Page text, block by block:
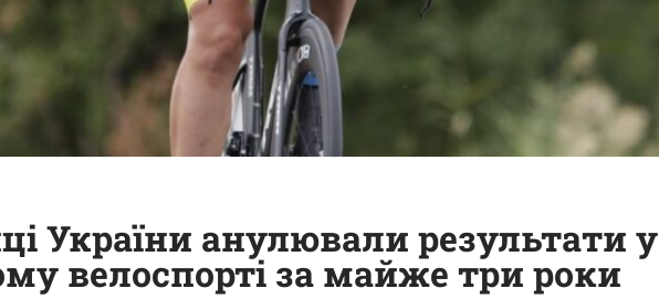
України анулювали результати у
велоспорті за майже три роки